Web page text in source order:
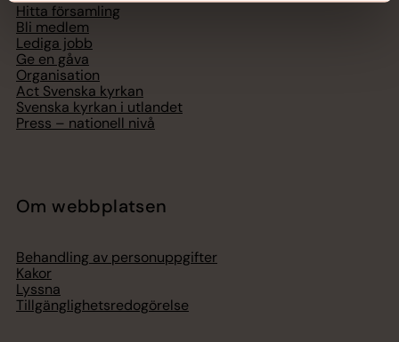
Hitta församling
Bli medlem
Lediga jobb
Ge en gåva
Organisation
Act Svenska kyrkan
Svenska kyrkan i utlandet
Press – nationell nivå
Om webbplatsen
Behandling av personuppgifter
Kakor
Lyssna
Tillgänglighetsredogörelse